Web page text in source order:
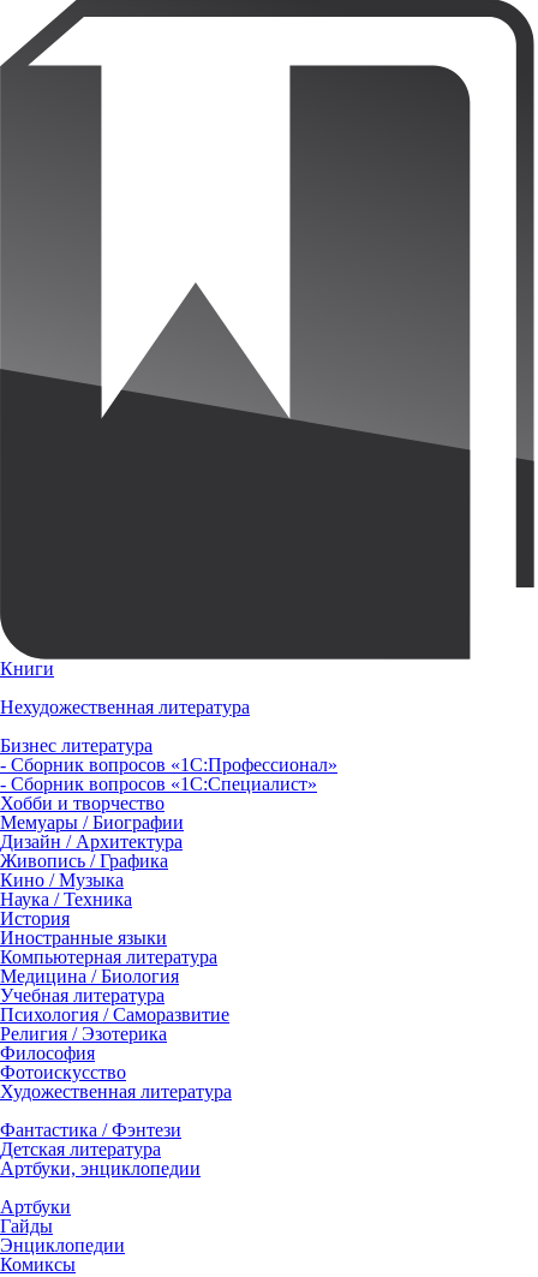
Книги
Нехудожественная литература
Бизнес литература
- Сборник вопросов «1С:Профессионал»
- Сборник вопросов «1С:Специалист»
Хобби и творчество
Мемуары / Биографии
Дизайн / Архитектура
Живопись / Графика
Кино / Музыка
Наука / Техника
История
Иностранные языки
Компьютерная литература
Медицина / Биология
Учебная литература
Психология / Саморазвитие
Религия / Эзотерика
Философия
Фотоискусство
Художественная литература
Фантастика / Фэнтези
Детская литература
Артбуки, энциклопедии
Артбуки
Гайды
Энциклопедии
Комиксы